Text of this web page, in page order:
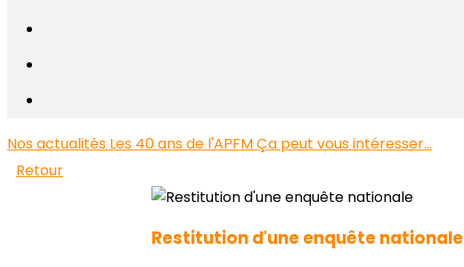
Nos actualités Les 40 ans de l'APFMÇa peut vous intéresser...
Retour
Restitution d'une enquête nationale